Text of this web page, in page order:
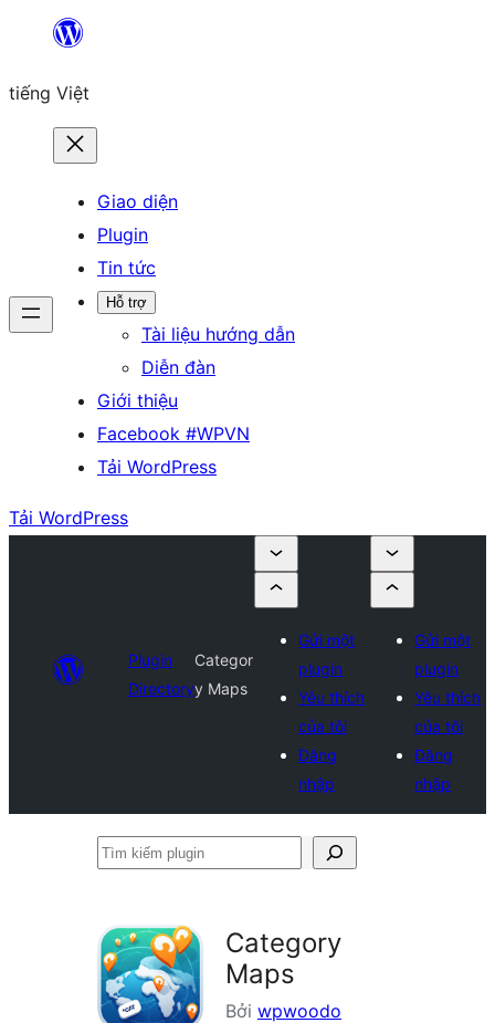
Chuyển
phần
tiếng Việt
Giao diện
Plugin
Tin tức
Hỗ trợ
Tài liệu hướng dẫn
Diễn đàn
Giới thiệu
Facebook #WPVN
Tải WordPress
Tải WordPress
Plugin
Directory
Categor
y Maps
Gửi một
plugin
Yêu thích
của tôi
Đăng
nhập
Gửi một
plugin
Yêu thích
của tôi
Đăng
nhập
Tìm
Category
Maps
Bởi wpwoodo